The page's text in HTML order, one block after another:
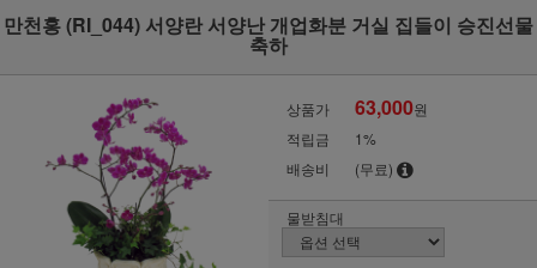
만천홍 (RI_044) 서양란 서양난 개업화분 거실 집들이 승진선물
축하
상품가 63,000원
적립금
1%
배송비
(무료)
물받침대